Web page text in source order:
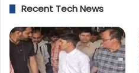
Recent Tech News